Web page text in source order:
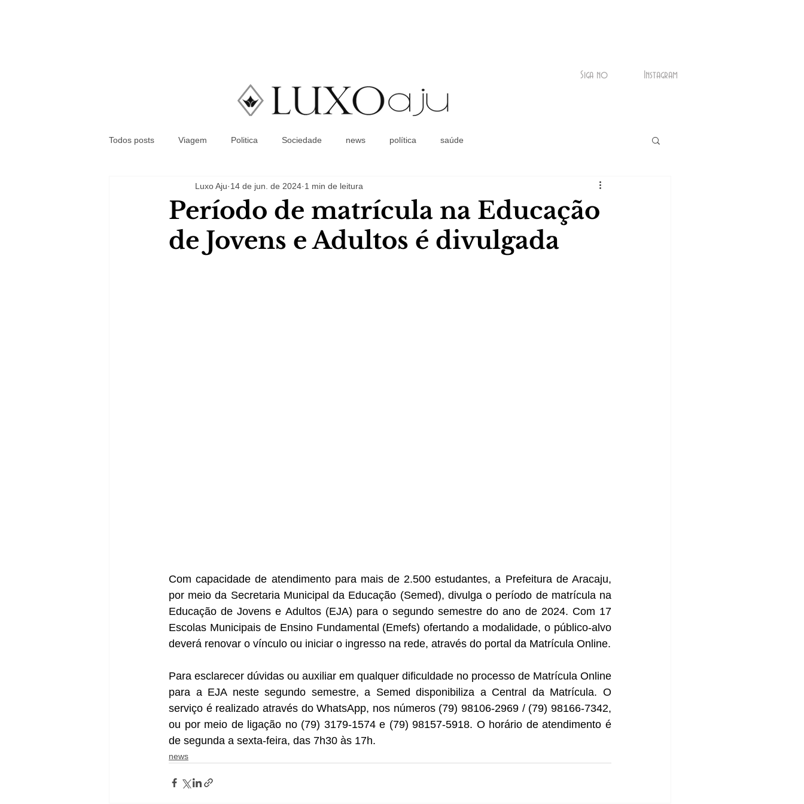
Coluna Social
Siga no Instagram
Todos posts Viagem Politica Sociedade news política saúde
Período de matrícula na Educação
de Jovens e Adultos é divulgada
Luxo Aju 14 de jun. de 2024 1 min de leitura
Com capacidade de atendimento para mais de 2.500 estudantes, a Prefeitura de Aracaju,
por meio da Secretaria Municipal da Educação (Semed), divulga o período de matrícula na
Educação de Jovens e Adultos (EJA) para o segundo semestre do ano de 2024. Com 17
Escolas Municipais de Ensino Fundamental (Emefs) ofertando a modalidade, o público-alvo
deverá renovar o vínculo ou iniciar o ingresso na rede, através do portal da Matrícula Online.
Para esclarecer dúvidas ou auxiliar em qualquer dificuldade no processo de Matrícula Online
para a EJA neste segundo semestre, a Semed disponibiliza a Central da Matrícula. O
serviço é realizado através do WhatsApp, nos números (79) 98106-2969 / (79) 98166-7342,
ou por meio de ligação no (79) 3179-1574 e (79) 98157-5918. O horário de atendimento é
de segunda a sexta-feira, das 7h30 às 17h.
news